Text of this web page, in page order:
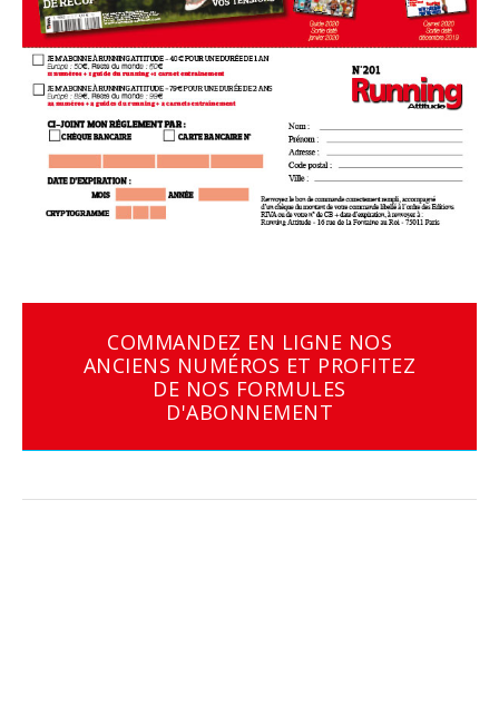
COMMANDEZ EN LIGNE NOS
ANCIENS NUMÉROS ET PROFITEZ
DE NOS FORMULES
D'ABONNEMENT